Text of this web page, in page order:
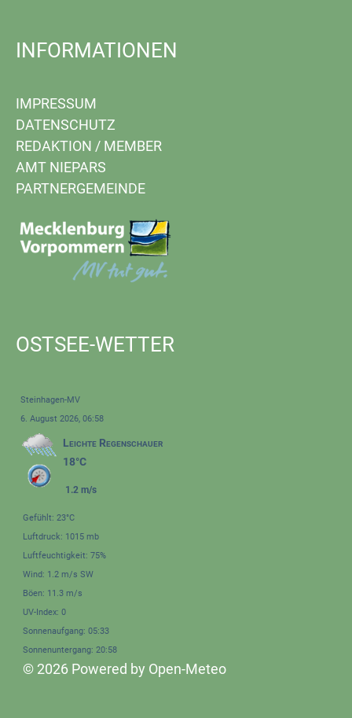
INFORMATIONEN
IMPRESSUM
DATENSCHUTZ
REDAKTION / MEMBER
AMT NIEPARS
PARTNERGEMEINDE
OSTSEE-WETTER
Steinhagen-MV
6. August 2026, 06:58
Leichte Regenschauer
18°C
1.2 m/s
Gefühlt: 23°C
Luftdruck: 1015 mb
Luftfeuchtigkeit: 75%
Wind: 1.2 m/s SW
Böen: 11.3 m/s
UV-Index: 0
Sonnenaufgang: 05:33
Sonnenuntergang: 20:58
© 2026 Powered by Open-Meteo